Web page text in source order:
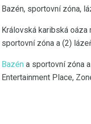
Bazén, sportovní zóna,
Královská karibská
sportovní zóna a (2)
Bazén a sportovní zóna a
Entertainment Place,